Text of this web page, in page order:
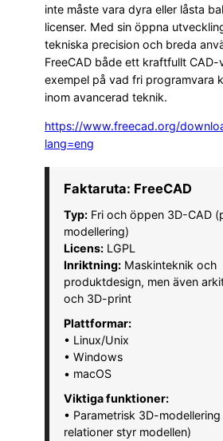
inte måste vara dyra eller låsta
licenser. Med sin öppna
tekniska precision och breda
FreeCAD både ett kraftfullt
exempel på vad fri programvara
inom avancerad teknik.
https://www.freecad.org/
lang=eng
Faktaruta: FreeCAD
Typ: Fri och öppen 3D-CAD
modellering)
Licens: LGPL
Inriktning: Maskinteknik och
produktdesign, men även
och 3D-print
Plattformar:
• Linux/Unix
• Windows
• macOS
Viktiga funktioner:
• Parametrisk 3D-
relationer styr modellen)